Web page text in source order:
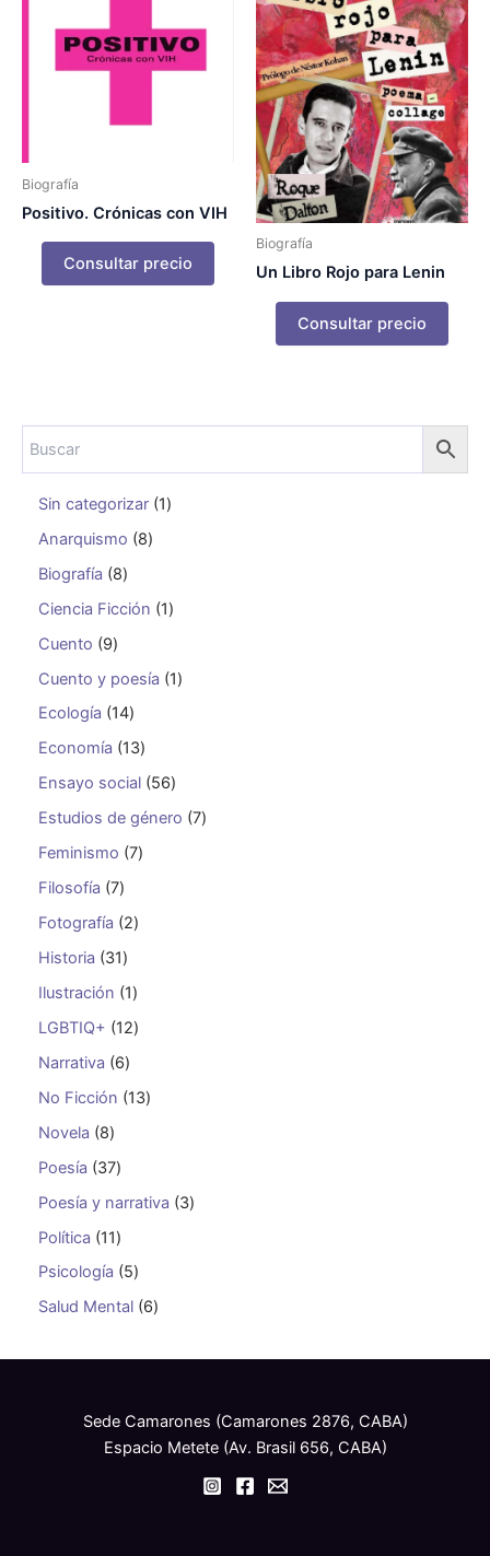
Sin categorizar 1
Anarquismo 8
Biografía 8
Ciencia Ficción 1
Cuento 9
Cuento y poesía 1
Ecología 14
Economía 13
Ensayo social 56
Estudios de género 7
Feminismo 7
Filosofía 7
Fotografía 2
Historia 31
Ilustración 1
LGBTIQ+ 12
Narrativa 6
No Ficción 13
Novela 8
Poesía 37
Poesía y narrativa 3
Política 11
Psicología 5
Salud Mental 6
Biografía
Positivo. Crónicas con VIH
Consultar precio
Biografía
Un Libro Rojo para Lenin
Consultar precio
Sede Camarones (Camarones 2876, CABA)
Espacio Metete (Av. Brasil 656, CABA)